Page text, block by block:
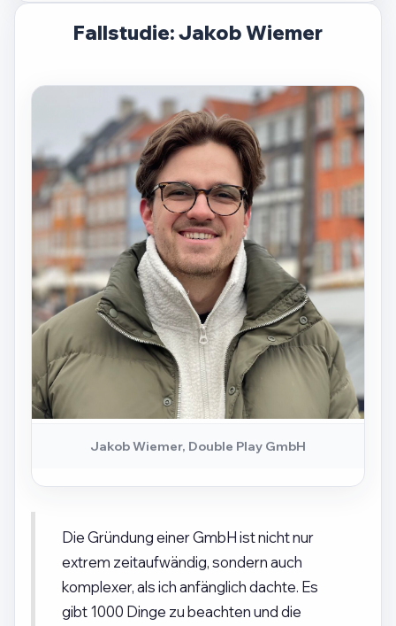
Fallstudie: Jakob Wiemer
Jakob Wiemer, Double Play GmbH
Die Gründung einer GmbH ist nicht nur
extrem zeitaufwändig, sondern auch
komplexer, als ich anfänglich dachte. Es
gibt 1000 Dinge zu beachten und die